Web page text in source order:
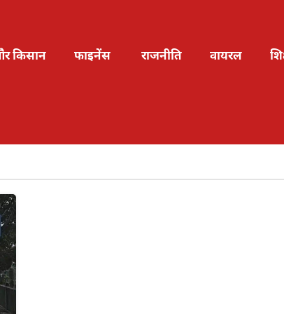
किसान फाइनेंस राजनीति वायरल